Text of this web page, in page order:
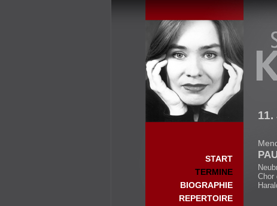
11.
Chor
START
TERMINE
BIOGRAPHIE
REPERTOIRE